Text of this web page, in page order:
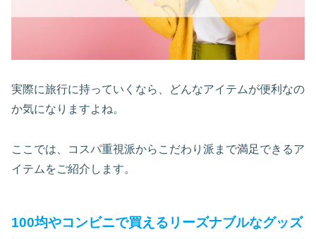
実際に旅行に持っていくなら、どんなアイテムが便利なの
か気になりますよね。
ここでは、コスパ重視派からこだわり派まで満足できるア
イテムをご紹介します。
100均やコンビニで買えるリーズナブルなグッズ